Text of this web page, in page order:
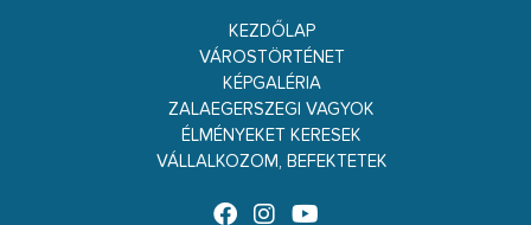
KEZDŐLAP
VÁROSTÖRTÉNET
KÉPGALÉRIA
ZALAEGERSZEGI VAGYOK
ÉLMÉNYEKET KERESEK
VÁLLALKOZOM, BEFEKTETEK